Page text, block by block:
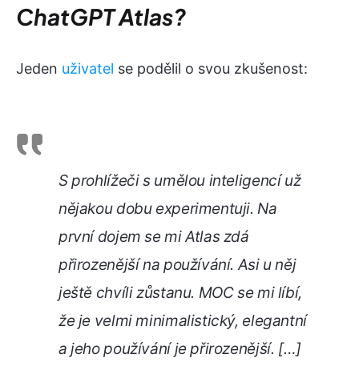
ChatGPT Atlas?
Jeden uživatel se podělil o svou zkušenost:
S prohlížeči s umělou inteligencí už
nějakou dobu experimentuji. Na
první dojem se mi Atlas zdá
přirozenější na používání. Asi u něj
ještě chvíli zůstanu. MOC se mi líbí,
že je velmi minimalistický, elegantní
a jeho používání je přirozenější. […]